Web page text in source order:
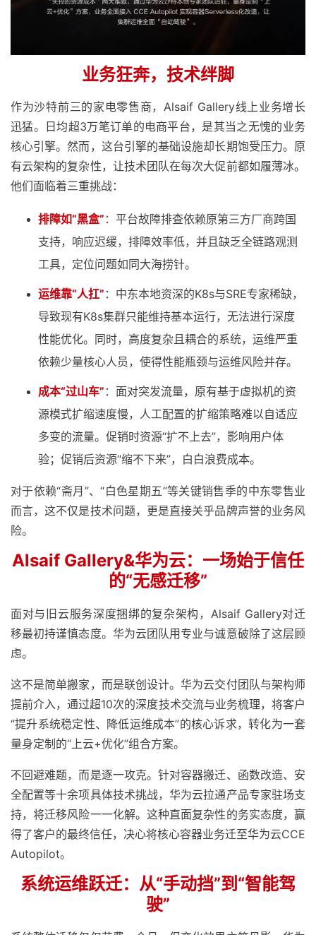
业务狂奔，技术绊脚
作为沙特前三的家电零售商，Alsaif Gallery线上业务增长
迅猛。日均超3万笔订单的电商平台，是其当之无愧的业务
核心引擎。然而，这台引擎的基础设施却长期饱受压力。原
有云架构的复杂性，让技术团队在每次大促前都如履薄冰。
他们面临着三重挑战：
排障如“黑盒” ：平台故障排查依赖原第三方厂商跨国
支持，响应迟缓，排障效率低，并且缺乏全链路观测
工具，定位问题如同大海捞针。
运维靠“人扛” ：中东本地资深的K8s与SRE专家稀缺，
导致现有K8s集群只能维持基本运行，无法进行深度
性能优化。同时，高度复杂且耦合的系统，运维严重
依赖少量核心人员，使得性能瓶颈与运维风险并存。
成本“过山车” ：面对突发流量，原有基于虚拟机的资
源模式扩缩速度慢，人工配置的扩缩策略难以自适应
多变的流量。促销时资源“扩不上去”，影响用户体
验；促销后资源“缩不下来”，白白浪费成本。
对于依赖“斋月”、“白色星期五”等关键销售季的中东零售业
而言，这不仅是技术问题，更是直接关乎品牌声誉的业务风
险。
Alsaif Gallery&华为云： 一场始于信任
的“无感迁移”
面对与旧云服务深度捆绑的复杂架构，Alsaif Gallery对迁
移最初持谨慎态度。华为云团队用专业与诚意破除了这层顾
虑。
这不是简单搬家，而是联创设计。华为云交付团队与架构师
提前介入，通过超10次的深度技术交流与业务梳理，将客户
“提升系统稳定性、降低运维成本”的核心诉求，转化为一套
量身定制的“上云+优化”组合方案。
不回避难题，而是逐一攻克。针对容器搬迁、函数改造、安
全配置等十余项具体技术挑战，华为云拉通产品专家驻场支
持，将迁移风险一一化解。这种直面复杂性的务实态度，赢
得了客户的最终信任，决心将核心容器业务迁至华为云CCE
Autopilot。
系统运维跃迁：从“手动挡”到“智能驾
驶”